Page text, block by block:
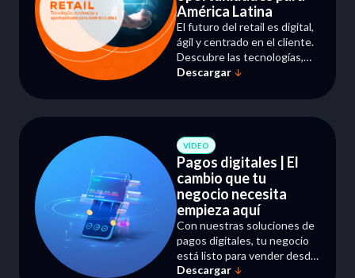
América Latina
El futuro del retail es digital,
ágil y centrado en el cliente.
Descubre las tecnologías,
tendencias e innovaciones
comercio minorista en la
región.
Descargar
VÍDEO
Pagos digitales | El
cambio que tu
negocio necesita
empieza aquí
Con nuestras soluciones de
pagos digitales, tu negocio
está listo para vender desde
cualquier lugar, de forma
Descargar